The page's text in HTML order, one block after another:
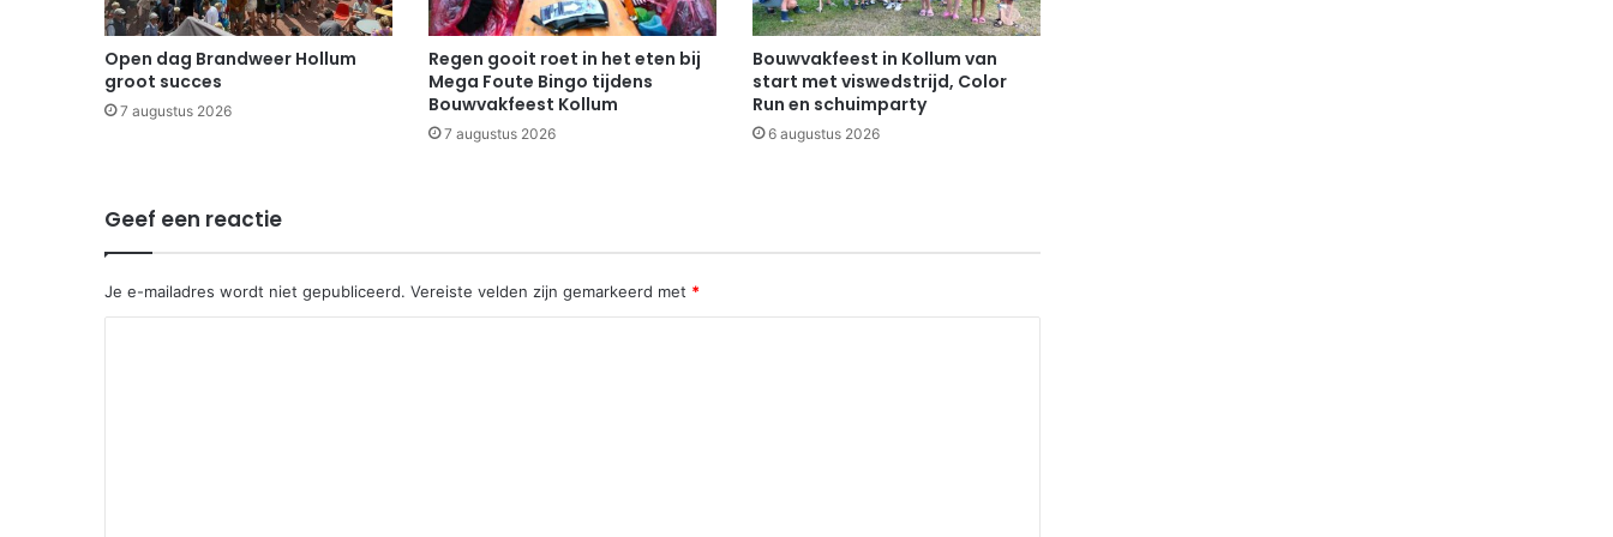
Open dag Brandweer Hollum
groot succes
7 augustus 2026
Regen gooit roet in het eten bij
Mega Foute Bingo tijdens
Bouwvakfeest Kollum
7 augustus 2026
Bouwvakfeest in Kollum van
start met viswedstrijd, Color
Run en schuimparty
6 augustus 2026
Geef een reactie
Je e-mailadres wordt niet gepubliceerd. Vereiste velden zijn gemarkeerd met *